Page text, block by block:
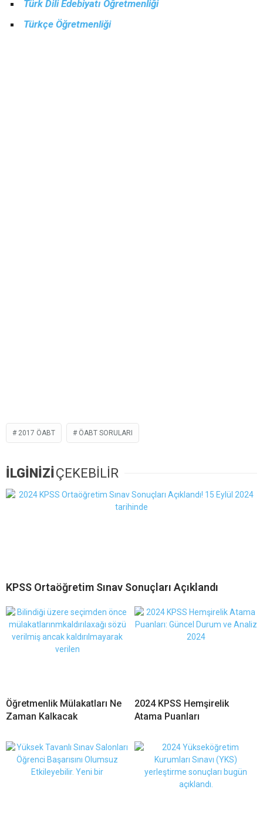
Türk Dili Edebiyatı Öğretmenliği
Türkçe Öğretmenliği
2017 ÖABT ÖABT SORULARI
İLGİNİZİ ÇEKEBİLİR
KPSS Ortaöğretim Sınav Sonuçları Açıklandı
Öğretmenlik Mülakatları Ne
Zaman Kalkacak
2024 KPSS Hemşirelik
Atama Puanları